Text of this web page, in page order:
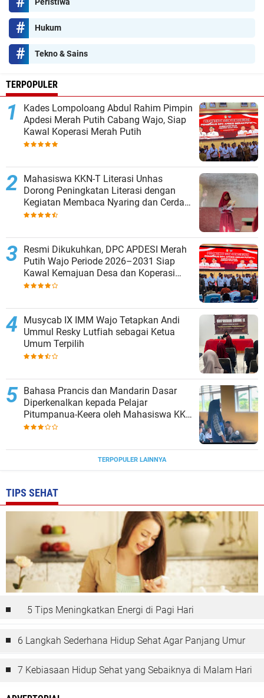
Hukum
Tekno & Sains
TERPOPULER
Kades Lompoloang Abdul Rahim Pimpin
Apdesi Merah Putih Cabang Wajo, Siap
Kawal Koperasi Merah Putih
Mahasiswa KKN-T Literasi Unhas
Dorong Peningkatan Literasi dengan
Kegiatan Membaca Nyaring dan Cerdas
Mengulas Buku di UPT SDN 66 Kajang
Resmi Dikukuhkan, DPC APDESI Merah
Putih Wajo Periode 2026–2031 Siap
Kawal Kemajuan Desa dan Koperasi
Merah Putih
Musycab IX IMM Wajo Tetapkan Andi
Ummul Resky Lutfiah sebagai Ketua
Umum Terpilih
Bahasa Prancis dan Mandarin Dasar
Diperkenalkan kepada Pelajar
Pitumpanua-Keera oleh Mahasiswa KKN
Unhas di Wajo
TERPOPULER LAINNYA
TIPS SEHAT
5 Tips Meningkatkan Energi di Pagi Hari
6 Langkah Sederhana Hidup Sehat Agar Panjang Umur
7 Kebiasaan Hidup Sehat yang Sebaiknya di Malam Hari